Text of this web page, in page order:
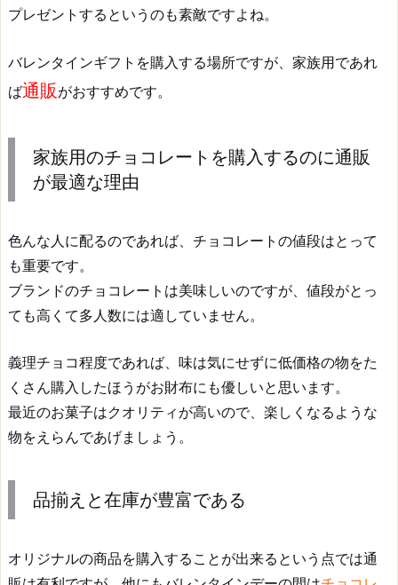
プレゼントするというのも素敵ですよね。
バレンタインギフトを購入する場所ですが、家族用であれ
ば通販がおすすめです。
家族用のチョコレートを購入するのに通販
が最適な理由
色んな人に配るのであれば、チョコレートの値段はとって
も重要です。
ブランドのチョコレートは美味しいのですが、値段がとっ
ても高くて多人数には適していません。
義理チョコ程度であれば、味は気にせずに低価格の物をた
くさん購入したほうがお財布にも優しいと思います。
最近のお菓子はクオリティが高いので、楽しくなるような
物をえらんであげましょう。
品揃えと在庫が豊富である
オリジナルの商品を購入することが出来るという点では通